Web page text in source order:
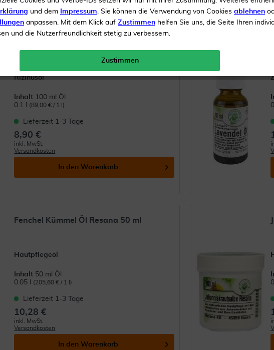
5 10 ... 17
100 ml
Rizinusöl
Inhalt 100 ml Öl
0.1 l
(89,00 € / 1 l)
Lieferzeit 1-3 Tage
8,90 €
inkl. MwSt.
Versandkosten
In den Warenkorb
Fenchel Kümmel Öl Resana 50 ml
Hautpflegeöl
Inhalt 50 ml Öl
0.05 l
(205,60 € / 1 l)
Lieferzeit 1-3 Tage
10,28 €
inkl. MwSt.
Versandkosten
In den Warenkorb
und dem Impressum. Sie können die Verwendung von Cookies ablehnen
anpassen. Mit dem Klick auf Zustimmen helfen Sie uns, die Seite Ihren
und die Nutzerfreundlichkeit stetig zu verbessern.
Zustimmen